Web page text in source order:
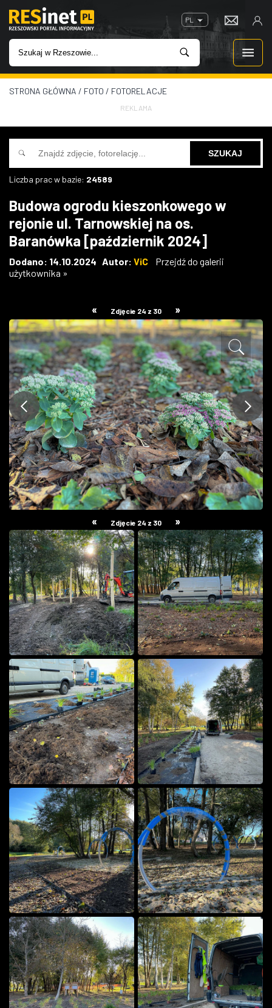
PL
WIADOMOŚCI
INWESTYCJE
IMPREZY
W KINACH
GASTRONOMIA
W RZESZOWIE
STRONA GŁÓWNA / FOTO / FOTORELACJE
REKLAMA
Liczba prac w bazie: 24589
Budowa ogrodu kieszonkowego w
rejonie ul. Tarnowskiej na os.
Baranówka [październik 2024]
Dodano: 14.10.2024 Autor: ViC
Przejdź do galerii
użytkownika »
« Zdjęcie 24 z 30 »
« Zdjęcie 24 z 30 »